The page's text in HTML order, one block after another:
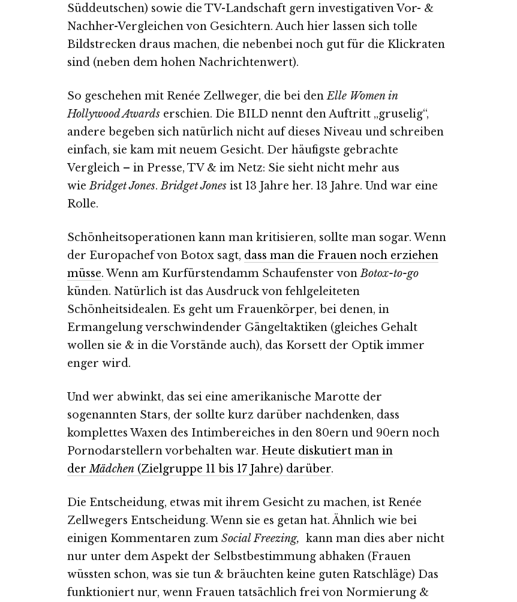
Süddeutschen) sowie die TV-Landschaft gern investigativen Vor- &
Nachher-Vergleichen von Gesichtern. Auch hier lassen sich tolle
Bildstrecken draus machen, die nebenbei noch gut für die Klickraten
sind (neben dem hohen Nachrichtenwert).
So geschehen mit Renée Zellweger, die bei denElle Women in
Hollywood Awards erschien. Die BILD nennt den Auftritt „gruselig“,
andere begeben sich natürlich nicht auf dieses Niveau und schreiben
einfach, sie kam mit neuem Gesicht. Der häufigste gebrachte
Vergleich – in Presse, TV & im Netz: Sie sieht nicht mehr aus
wieBridget Jones.Bridget Jones ist 13 Jahre her. 13 Jahre. Und war eine
Rolle.
Schönheitsoperationen kann man kritisieren, sollte man sogar. Wenn
der Europachef von Botox sagt, dass man die Frauen noch erziehen
müsse. Wenn am Kurfürstendamm Schaufenster vonBotox-to-go
künden. Natürlich ist das Ausdruck von fehlgeleiteten
Schönheitsidealen. Es geht um Frauenkörper, bei denen, in
Ermangelung verschwindender Gängeltaktiken (gleiches Gehalt
wollen sie & in die Vorstände auch), das Korsett der Optik immer
enger wird.
Und wer abwinkt, das sei eine amerikanische Marotte der
sogenannten Stars, der sollte kurz darüber nachdenken, dass
komplettes Waxen des Intimbereiches in den 80ern und 90ern noch
Pornodarstellern vorbehalten war. Heute diskutiert man in
derMädchen (Zielgruppe 11 bis 17 Jahre) darüber.
Die Entscheidung, etwas mit ihrem Gesicht zu machen, ist Renée
Zellwegers Entscheidung. Wenn sie es getan hat. Ähnlich wie bei
einigen Kommentaren zum Social Freezing, kann man dies aber nicht
nur unter dem Aspekt der Selbstbestimmung abhaken (Frauen
wüssten schon, was sie tun & bräuchten keine guten Ratschläge) Das
funktioniert nur, wenn Frauen tatsächlich frei von Normierung &